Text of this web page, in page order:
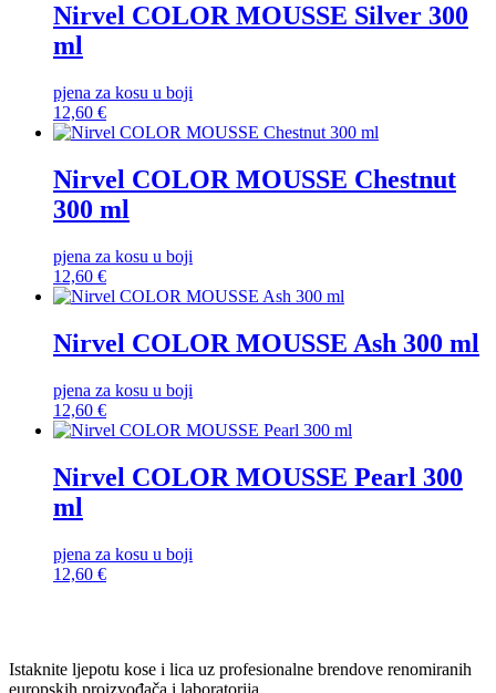
Nirvel COLOR MOUSSE Silver 300
ml
pjena za kosu u boji
12,60 €
Nirvel COLOR MOUSSE Chestnut
300 ml
pjena za kosu u boji
12,60 €
Nirvel COLOR MOUSSE Ash 300 ml
pjena za kosu u boji
12,60 €
Nirvel COLOR MOUSSE Pearl 300
ml
pjena za kosu u boji
12,60 €
Istaknite ljepotu kose i lica uz profesionalne brendove renomiranih
europskih proizvođača i laboratorija.